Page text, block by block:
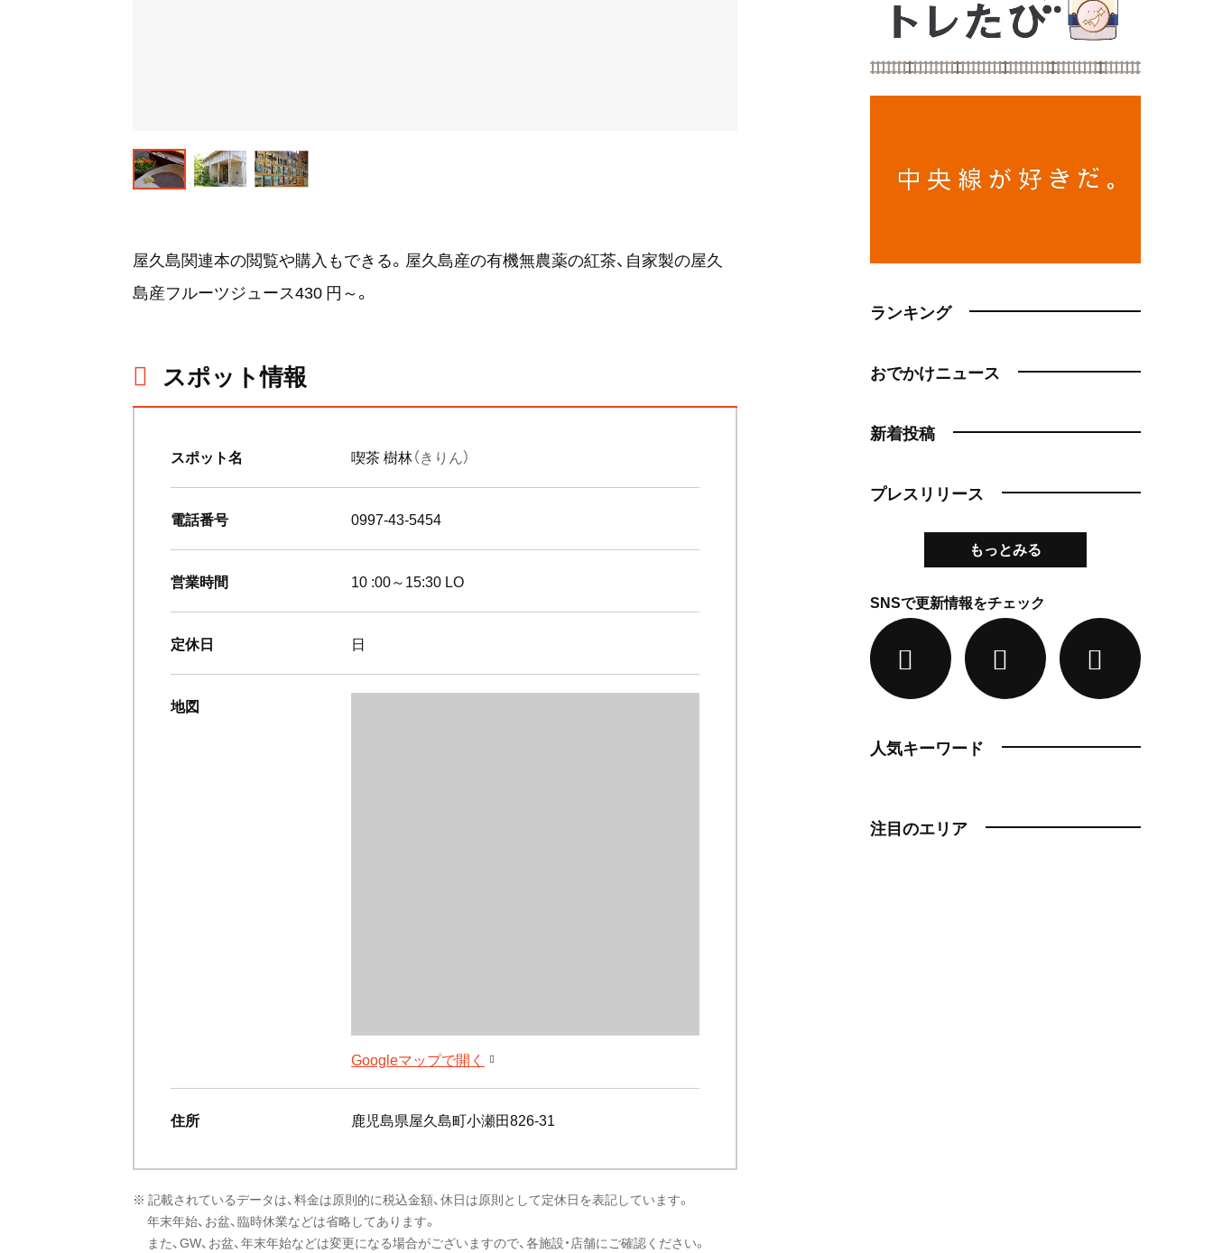
屋久島関連本の閲覧や購入もできる。屋久島産の有機無農薬の紅茶、自家製の屋久
島産フルーツジュース430 円～。
スポット情報
スポット名 喫茶 樹林（きりん）
電話番号 0997-43-5454
営業時間 10 :00～15:30 LO
定休日 日
地図
Googleマップで開く
住所 鹿児島県屋久島町小瀬田826-31
※ 記載されているデータは、料金は原則的に税込金額、休日は原則として定休日を表記しています。
年末年始、お盆、臨時休業などは省略してあります。
また、GW、お盆、年末年始などは変更になる場合がございますので、各施設・店舗にご確認ください。
ランキング
おでかけニュース
新着投稿
プレスリリース
もっとみる
SNSで更新情報をチェック
人気キーワード
注目のエリア